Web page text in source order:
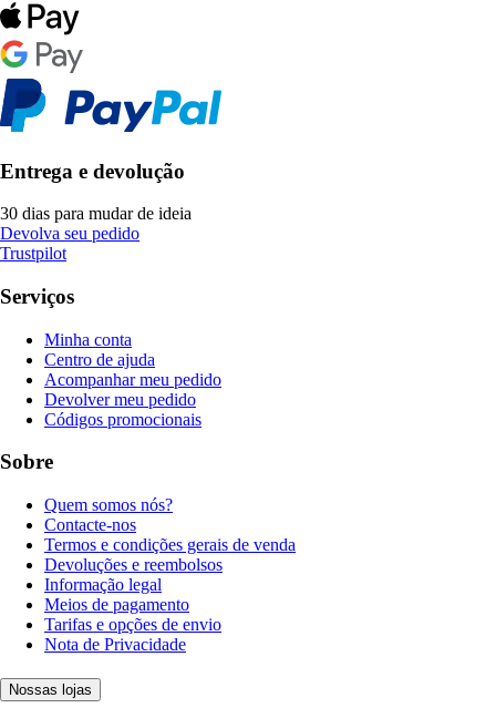
Entrega e devolução
30 dias para mudar de ideia
Devolva seu pedido
Trustpilot
Serviços
Minha conta
Centro de ajuda
Acompanhar meu pedido
Devolver meu pedido
Códigos promocionais
Sobre
Quem somos nós?
Contacte-nos
Termos e condições gerais de venda
Devoluções e reembolsos
Informação legal
Meios de pagamento
Tarifas e opções de envio
Nota de Privacidade
Nossas lojas